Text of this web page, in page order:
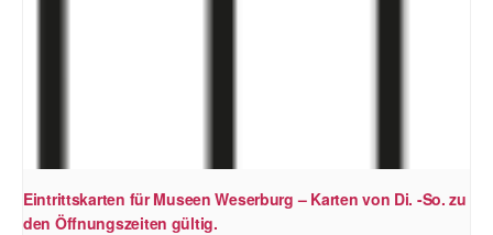
Eintrittskarten für Museen Weserburg – Karten von Di. -So. zu
den Öffnungszeiten gültig.